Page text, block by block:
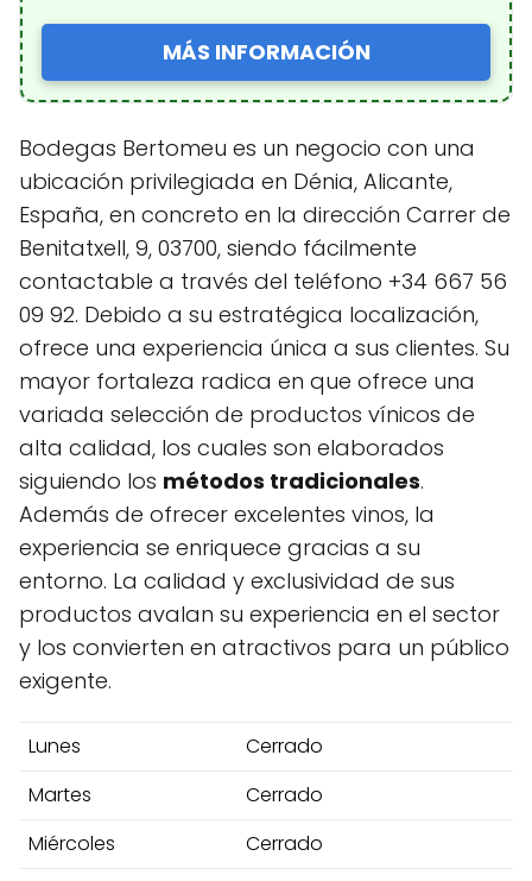
MÁS INFORMACIÓN
Bodegas Bertomeu es un negocio con una
ubicación privilegiada en Dénia, Alicante,
España, en concreto en la dirección Carrer de
Benitatxell, 9, 03700, siendo fácilmente
contactable a través del teléfono +34 667 56
09 92. Debido a su estratégica localización,
ofrece una experiencia única a sus clientes. Su
mayor fortaleza radica en que ofrece una
variada selección de productos vínicos de
alta calidad, los cuales son elaborados
siguiendo los métodos tradicionales.
Además de ofrecer excelentes vinos, la
experiencia se enriquece gracias a su
entorno. La calidad y exclusividad de sus
productos avalan su experiencia en el sector
y los convierten en atractivos para un público
exigente.
Lunes
Cerrado
Martes
Cerrado
Miércoles
Cerrado